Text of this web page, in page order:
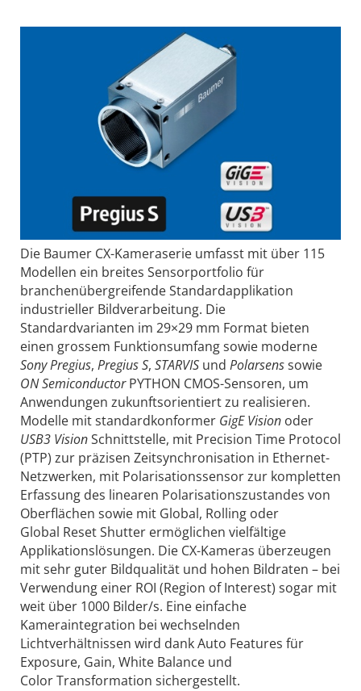
Die Baumer CX-Kameraserie umfasst mit über 115
Modellen ein breites Sensorportfolio für
branchenübergreifende Standardapplikation
industrieller Bildverarbeitung. Die
Standardvarianten im 29×29 mm Format bieten
einen grossem Funktionsumfang sowie moderne
Sony Pregius, Pregius S, STARVIS und Polarsenssowie
ON SemiconductorPYTHON CMOS-Sensoren, um
Anwendungen zukunftsorientiert zu realisieren.
Modelle mit standardkonformer GigE Vision oder
USB3 VisionSchnittstelle, mit Precision Time Protocol
(PTP) zur präzisen Zeitsynchronisation in Ethernet-
Netzwerken, mit Polarisationssensor zur kompletten
Erfassung des linearen Polarisationszustandes von
Oberflächen sowie mit Global, Rolling oder
Global Reset Shutter ermöglichen vielfältige
Applikationslösungen. Die CX-Kameras überzeugen
mit sehr guter Bildqualität und hohen Bildraten – bei
Verwendung einer ROI (Region of Interest) sogar mit
weit über 1000 Bilder/s. Eine einfache
Kameraintegration bei wechselnden
Lichtverhältnissen wird dank Auto Features für
Exposure, Gain, White Balance und
Color Transformation sichergestellt.